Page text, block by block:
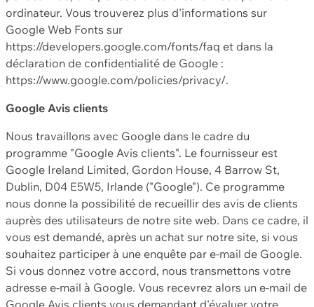
ordinateur. Vous trouverez plus d'informations sur
Google Web Fonts sur
https://developers.google.com/fonts/faq et dans la
déclaration de confidentialité de Google :
https://www.google.com/policies/privacy/.
Google Avis clients
Nous travaillons avec Google dans le cadre du
programme "Google Avis clients". Le fournisseur est
Google Ireland Limited, Gordon House, 4 Barrow St,
Dublin, D04 E5W5, Irlande ("Google"). Ce programme
nous donne la possibilité de recueillir des avis de clients
auprès des utilisateurs de notre site web. Dans ce cadre, il
vous est demandé, après un achat sur notre site, si vous
souhaitez participer à une enquête par e-mail de Google.
Si vous donnez votre accord, nous transmettons votre
adresse e-mail à Google. Vous recevrez alors un e-mail de